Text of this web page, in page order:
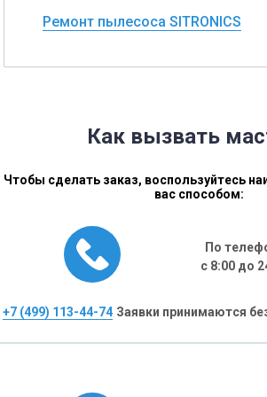
Ремонт пылесоса SITRONICS
Как вызвать
Чтобы сделать заказ, воспользуйтесь
вас способом:
По
с 8:00 до
+7 (499) 113-44-74 Заявки принимаются